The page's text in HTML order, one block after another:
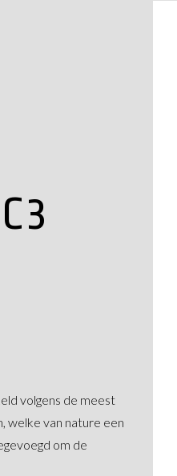
volgens de meest
welke van nature een
om de